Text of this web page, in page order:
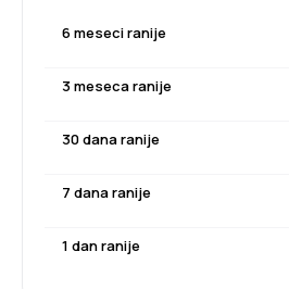
6 meseci ranije
3 meseca ranije
30 dana ranije
7 dana ranije
1 dan ranije